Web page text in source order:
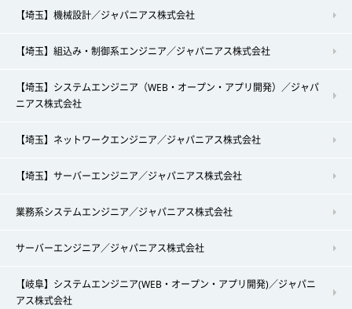
【埼玉】機械設計／ジャパニアス株式会社
【埼玉】組込み・制御系エンジニア／ジャパニアス株式会社
【埼玉】システムエンジニア（WEB・オープン・アプリ開発）／ジャパ
ニアス株式会社
【埼玉】ネットワークエンジニア／ジャパニアス株式会社
【埼玉】サーバーエンジニア／ジャパニアス株式会社
業務系システムエンジニア／ジャパニアス株式会社
サーバーエンジニア／ジャパニアス株式会社
【岐阜】システムエンジニア(WEB・オープン・アプリ開発)／ジャパニ
アス株式会社